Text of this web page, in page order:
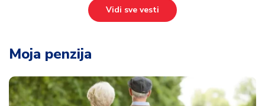
Vidi sve vesti
Moja penzija